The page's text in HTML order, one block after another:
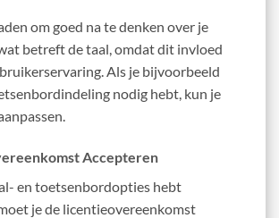
om goed na te denken over je
betreft de taal, omdat dit invloed
Als je bijvoorbeeld
nodig hebt, kun je
Accepteren
en toetsenbordopties hebt
je de licentieovereenkomst